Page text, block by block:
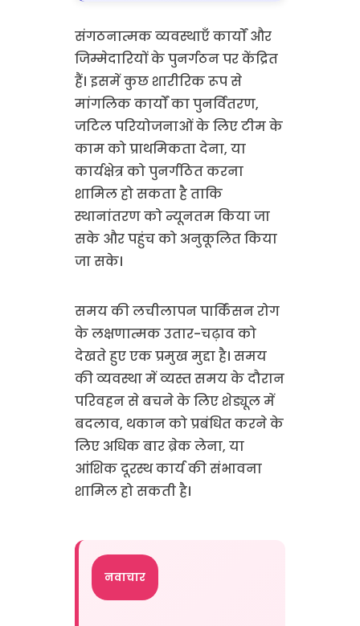
संगठनात्मक व्यवस्थाएँ कार्यों और
जिम्मेदारियों के पुनर्गठन पर केंद्रित
हैं। इसमें कुछ शारीरिक रूप से
मांगलिक कार्यों का पुनर्वितरण,
जटिल परियोजनाओं के लिए टीम के
काम को प्राथमिकता देना, या
कार्यक्षेत्र को पुनर्गठित करना
शामिल हो सकता है ताकि
स्थानांतरण को न्यूनतम किया जा
सके और पहुंच को अनुकूलित किया
जा सके।
समय की लचीलापन पार्किंसन रोग
के लक्षणात्मक उतार-चढ़ाव को
देखते हुए एक प्रमुख मुद्दा है। समय
की व्यवस्था में व्यस्त समय के दौरान
परिवहन से बचने के लिए शेड्यूल में
बदलाव, थकान को प्रबंधित करने के
लिए अधिक बार ब्रेक लेना, या
आंशिक दूरस्थ कार्य की संभावना
शामिल हो सकती है।
नवाचार